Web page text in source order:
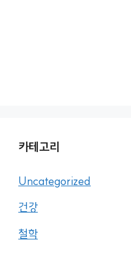
카테고리
Uncategorized
건강
철학